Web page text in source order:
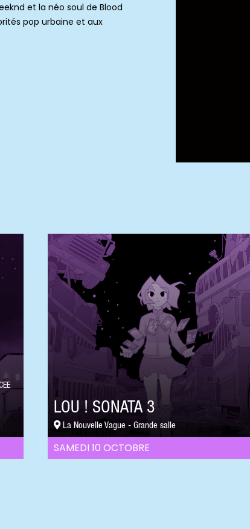
et la néo soul de Blood
pop urbaine et aux
SAMEDI 10 OCTOBRE
LOU ! SONATA 3
La Nouvelle Vague - Grande salle